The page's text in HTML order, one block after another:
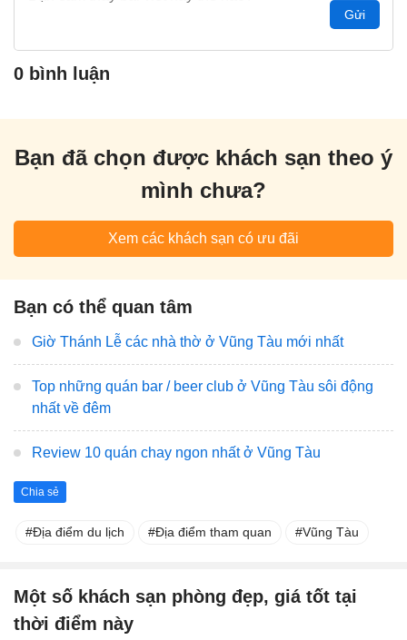
Gửi
0 bình luận
Bạn đã chọn được khách sạn theo ý
mình chưa?
Xem các khách sạn có ưu đãi
Bạn có thể quan tâm
Giờ Thánh Lễ các nhà thờ ở Vũng Tàu mới nhất
Top những quán bar / beer club ở Vũng Tàu sôi động
nhất về đêm
Review 10 quán chay ngon nhất ở Vũng Tàu
Chia sẻ
Địa điểm du lịch Địa điểm tham quan Vũng Tàu
Một số khách sạn phòng đẹp, giá tốt tại
thời điểm này